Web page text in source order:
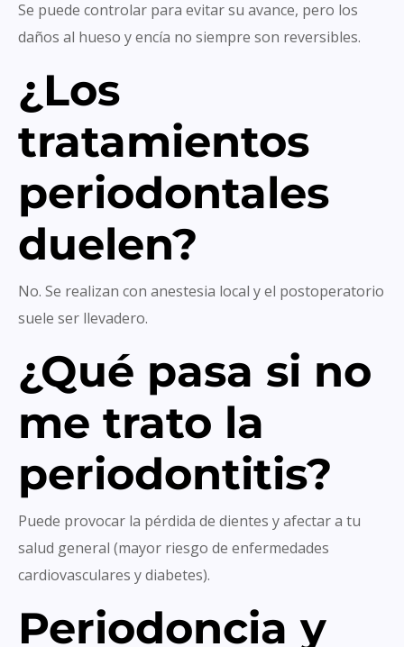
Se puede controlar para evitar su avance, pero los
daños al hueso y encía no siempre son reversibles.
¿Los
tratamientos
periodontales
duelen?
No. Se realizan con anestesia local y el postoperatorio
suele ser llevadero.
¿Qué pasa si no
me trato la
periodontitis?
Puede provocar la pérdida de dientes y afectar a tu
salud general (mayor riesgo de enfermedades
cardiovasculares y diabetes).
Periodoncia y